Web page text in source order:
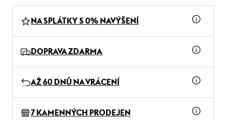
NA SPLÁTKY S 0% NAVÝŠENÍ
DOPRAVA ZDARMA
AŽ 60 DNŮ NA VRÁCENÍ
7 KAMENNÝCH PRODEJEN